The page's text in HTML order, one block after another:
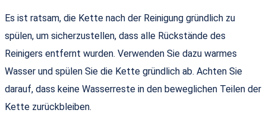
Es ist ratsam, die Kette nach der Reinigung gründlich zu
spülen, um sicherzustellen, dass alle Rückstände des
Reinigers entfernt wurden. Verwenden Sie dazu warmes
Wasser und spülen Sie die Kette gründlich ab. Achten Sie
darauf, dass keine Wasserreste in den beweglichen Teilen der
Kette zurückbleiben.